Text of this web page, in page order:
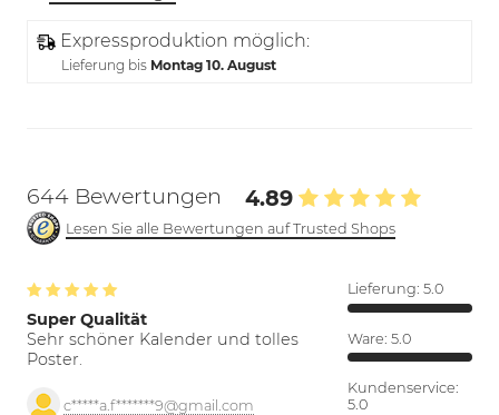
Expressproduktion möglich:
Lieferung bis Montag 10. August
644 Bewertungen 4.89
Lesen Sie alle Bewertungen auf Trusted Shops
Super Qualität
Sehr schöner Kalender und tolles
Poster.
c*****a.f*******9@gmail.com
Lieferung: 5.0
Ware: 5.0
Kundenservice:
5.0